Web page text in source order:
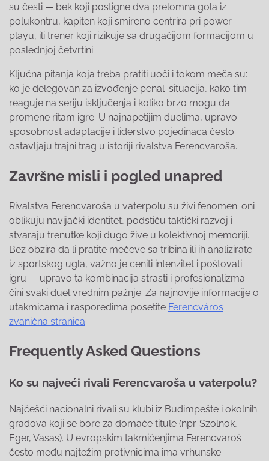
su česti — bek koji postigne dva prelomna gola iz
polukontru, kapiten koji smireno centrira pri power-
playu, ili trener koji rizikuje sa drugačijom formacijom u
poslednjoj četvrtini.
Ključna pitanja koja treba pratiti uoči i tokom meča su:
ko je delegovan za izvođenje penal-situacija, kako tim
reaguje na seriju isključenja i koliko brzo mogu da
promene ritam igre. U najnapetijim duelima, upravo
sposobnost adaptacije i liderstvo pojedinaca često
ostavljaju trajni trag u istoriji rivalstva Ferencvaroša.
Završne misli i pogled unapred
Rivalstva Ferencvaroša u vaterpolu su živi fenomen: oni
oblikuju navijački identitet, podstiču taktički razvoj i
stvaraju trenutke koji dugo žive u kolektivnoj memoriji.
Bez obzira da li pratite mečeve sa tribina ili ih analizirate
iz sportskog ugla, važno je ceniti intenzitet i poštovati
igru — upravo ta kombinacija strasti i profesionalizma
čini svaki duel vrednim pažnje. Za najnovije informacije o
utakmicama i rasporedima posetite Ferencváros
zvanična stranica.
Frequently Asked Questions
Ko su najveći rivali Ferencvaroša u vaterpolu?
Najčešći nacionalni rivali su klubi iz Budimpešte i okolnih
gradova koji se bore za domaće titule (npr. Szolnok,
Eger, Vasas). U evropskim takmičenjima Ferencvaroš
često među najtežim protivnicima ima vrhunske